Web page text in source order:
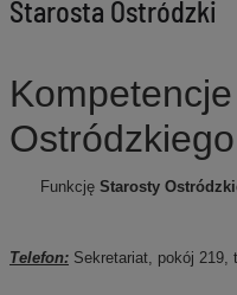
Starosta Ostródzki
Ostródzkiego
Funkcję Starosty
Telefon: Sekretariat, pokój 219,